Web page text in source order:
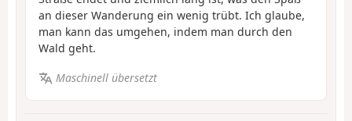
an dieser Wanderung ein wenig trübt. Ich glaube,
man kann das umgehen, indem man durch den
Wald geht.
Maschinell übersetzt